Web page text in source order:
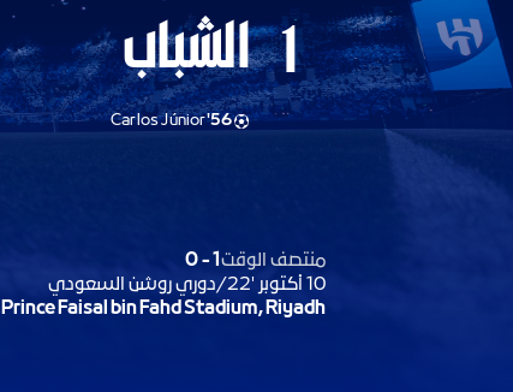
الشباب
Carlos Júnior56'
1
منتصف الوقت1
-
0
10 أكتوبر '22
/دوري روشن السعودي
Prince Faisal bin Fahd Stadium, Riyadh